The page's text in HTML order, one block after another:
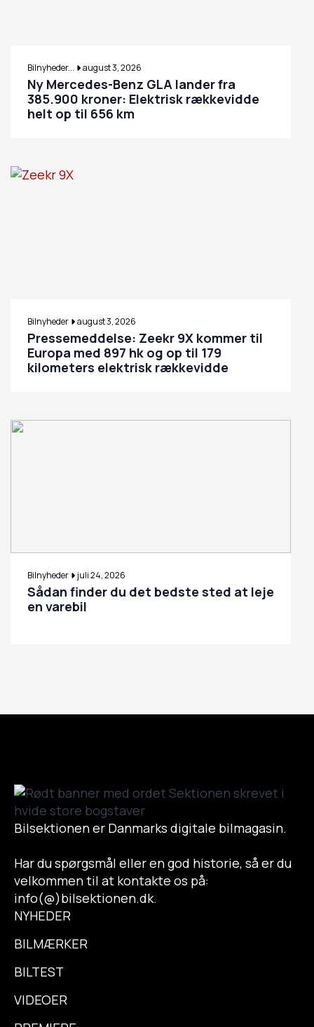
Bilnyheder... august 3, 2026
Ny Mercedes-Benz GLA lander fra
385.900 kroner: Elektrisk rækkevidde
helt op til 656 km
Bilnyheder august 3, 2026
Pressemeddelse: Zeekr 9X kommer til
Europa med 897 hk og op til 179
kilometers elektrisk rækkevidde
Bilnyheder juli 24, 2026
Sådan finder du det bedste sted at leje
en varebil
Bilsektionen er Danmarks digitale bilmagasin.
Har du spørgsmål eller en god historie, så er du
velkommen til at kontakte os på:
info(@)bilsektionen.dk.
NYHEDER
BILMÆRKER
BILTEST
VIDEOER